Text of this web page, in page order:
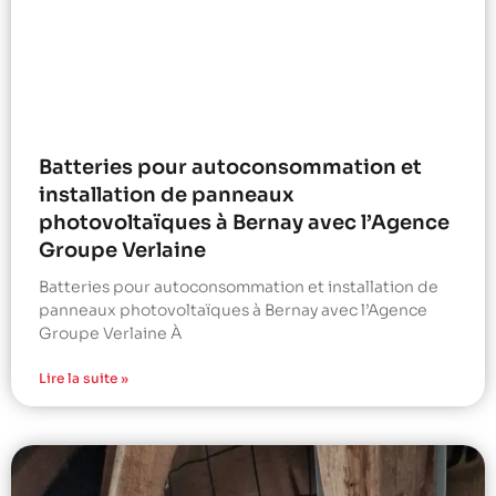
Batteries pour autoconsommation et
installation de panneaux
photovoltaïques à Bernay avec l’Agence
Groupe Verlaine
Batteries pour autoconsommation et installation de
panneaux photovoltaïques à Bernay avec l’Agence
Groupe Verlaine À
Lire la suite »